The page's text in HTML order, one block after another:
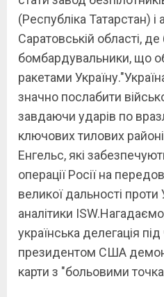
(Республіка Татарстан) і
Саратовській області, де
бомбардувальники, що
ракетами
значно послабити
завдаючи ударів по
ключових тилових
Енгельс, які
операції Росії на
великої дальності
аналітики
українська делегація під
президентом США
карти з "больовими